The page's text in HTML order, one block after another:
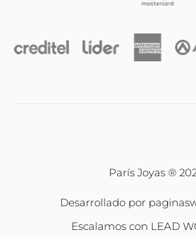
Relojes
París Joyas ®
Desarrollado por
Escalamos con LEAD